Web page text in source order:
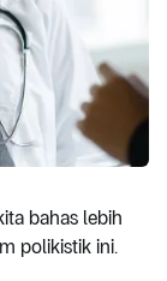
bahas lebih
polikistik ini.